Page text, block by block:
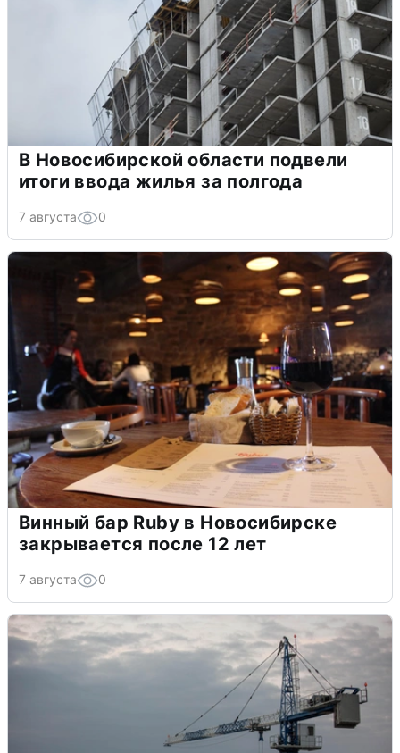
В Новосибирской области подвели
итоги ввода жилья за полгода
7 августа 0
Винный бар Ruby в Новосибирске
закрывается после 12 лет
7 августа 0